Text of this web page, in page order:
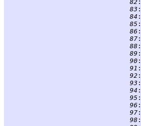
  82
:
  83
:
  84
:
  85
:
  86
:
  87
:
  88
:
  89
:
  90
:
  91
:
  92
:
  93
:
  94
:
  95
:
  96
:
  97
:
  98
: